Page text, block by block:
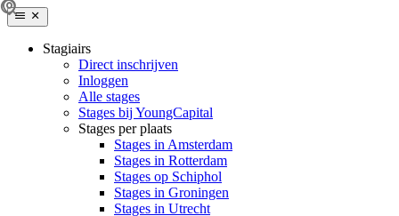
Stagiairs
Direct inschrijven
Inloggen
Alle stages
Stages bij YoungCapital
Stages per plaats
Stages in Amsterdam
Stages in Rotterdam
Stages op Schiphol
Stages in Groningen
Stages in Utrecht